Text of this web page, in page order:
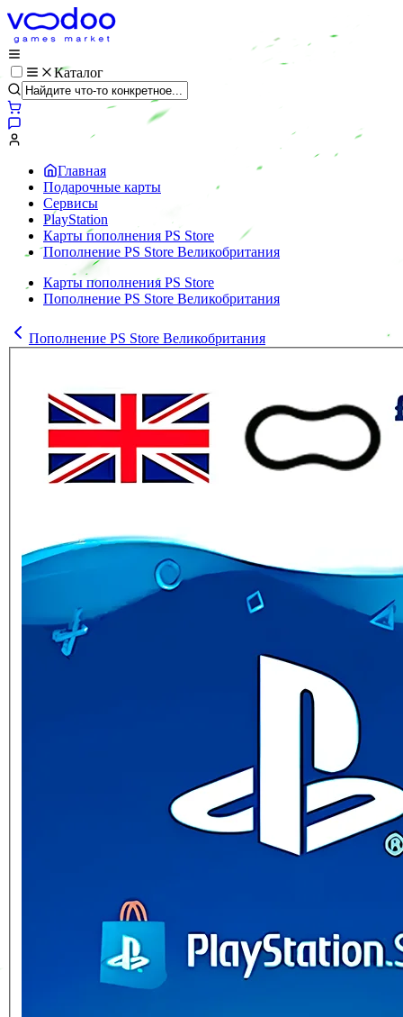
Каталог
Главная
Подарочные карты
Сервисы
PlayStation
Карты пополнения PS Store
Пополнение PS Store Великобритания
Карты пополнения PS Store
Пополнение PS Store Великобритания
Пополнение PS Store Великобритания